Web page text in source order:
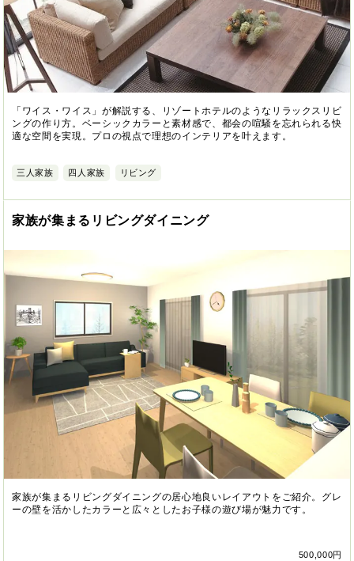
「ワイス・ワイス」が解説する、リゾートホテルのようなリラックスリビ
ングの作り方。ベーシックカラーと素材感で、都会の喧騒を忘れられる快
適な空間を実現。プロの視点で理想のインテリアを叶えます。
三人家族 四人家族 リビング
家族が集まるリビングダイニング
家族が集まるリビングダイニングの居心地良いレイアウトをご紹介。グレ
ーの壁を活かしたカラーと広々としたお子様の遊び場が魅力です。
500,000円